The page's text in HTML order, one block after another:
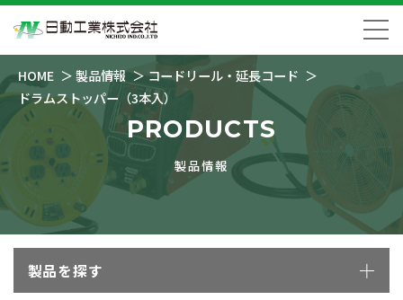
HOME 製品情報
コードリール・延長コード
ドラムストッパー（3本入）
PRODUCTS
製品情報
製品を探す